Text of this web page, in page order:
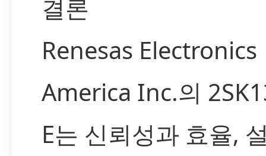
결론
Renesas Electronics
America Inc.의
E는 신뢰성과 효율,